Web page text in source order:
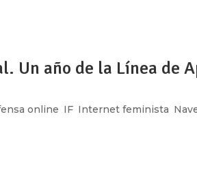
Un año de la Línea de
online IF Internet feminista